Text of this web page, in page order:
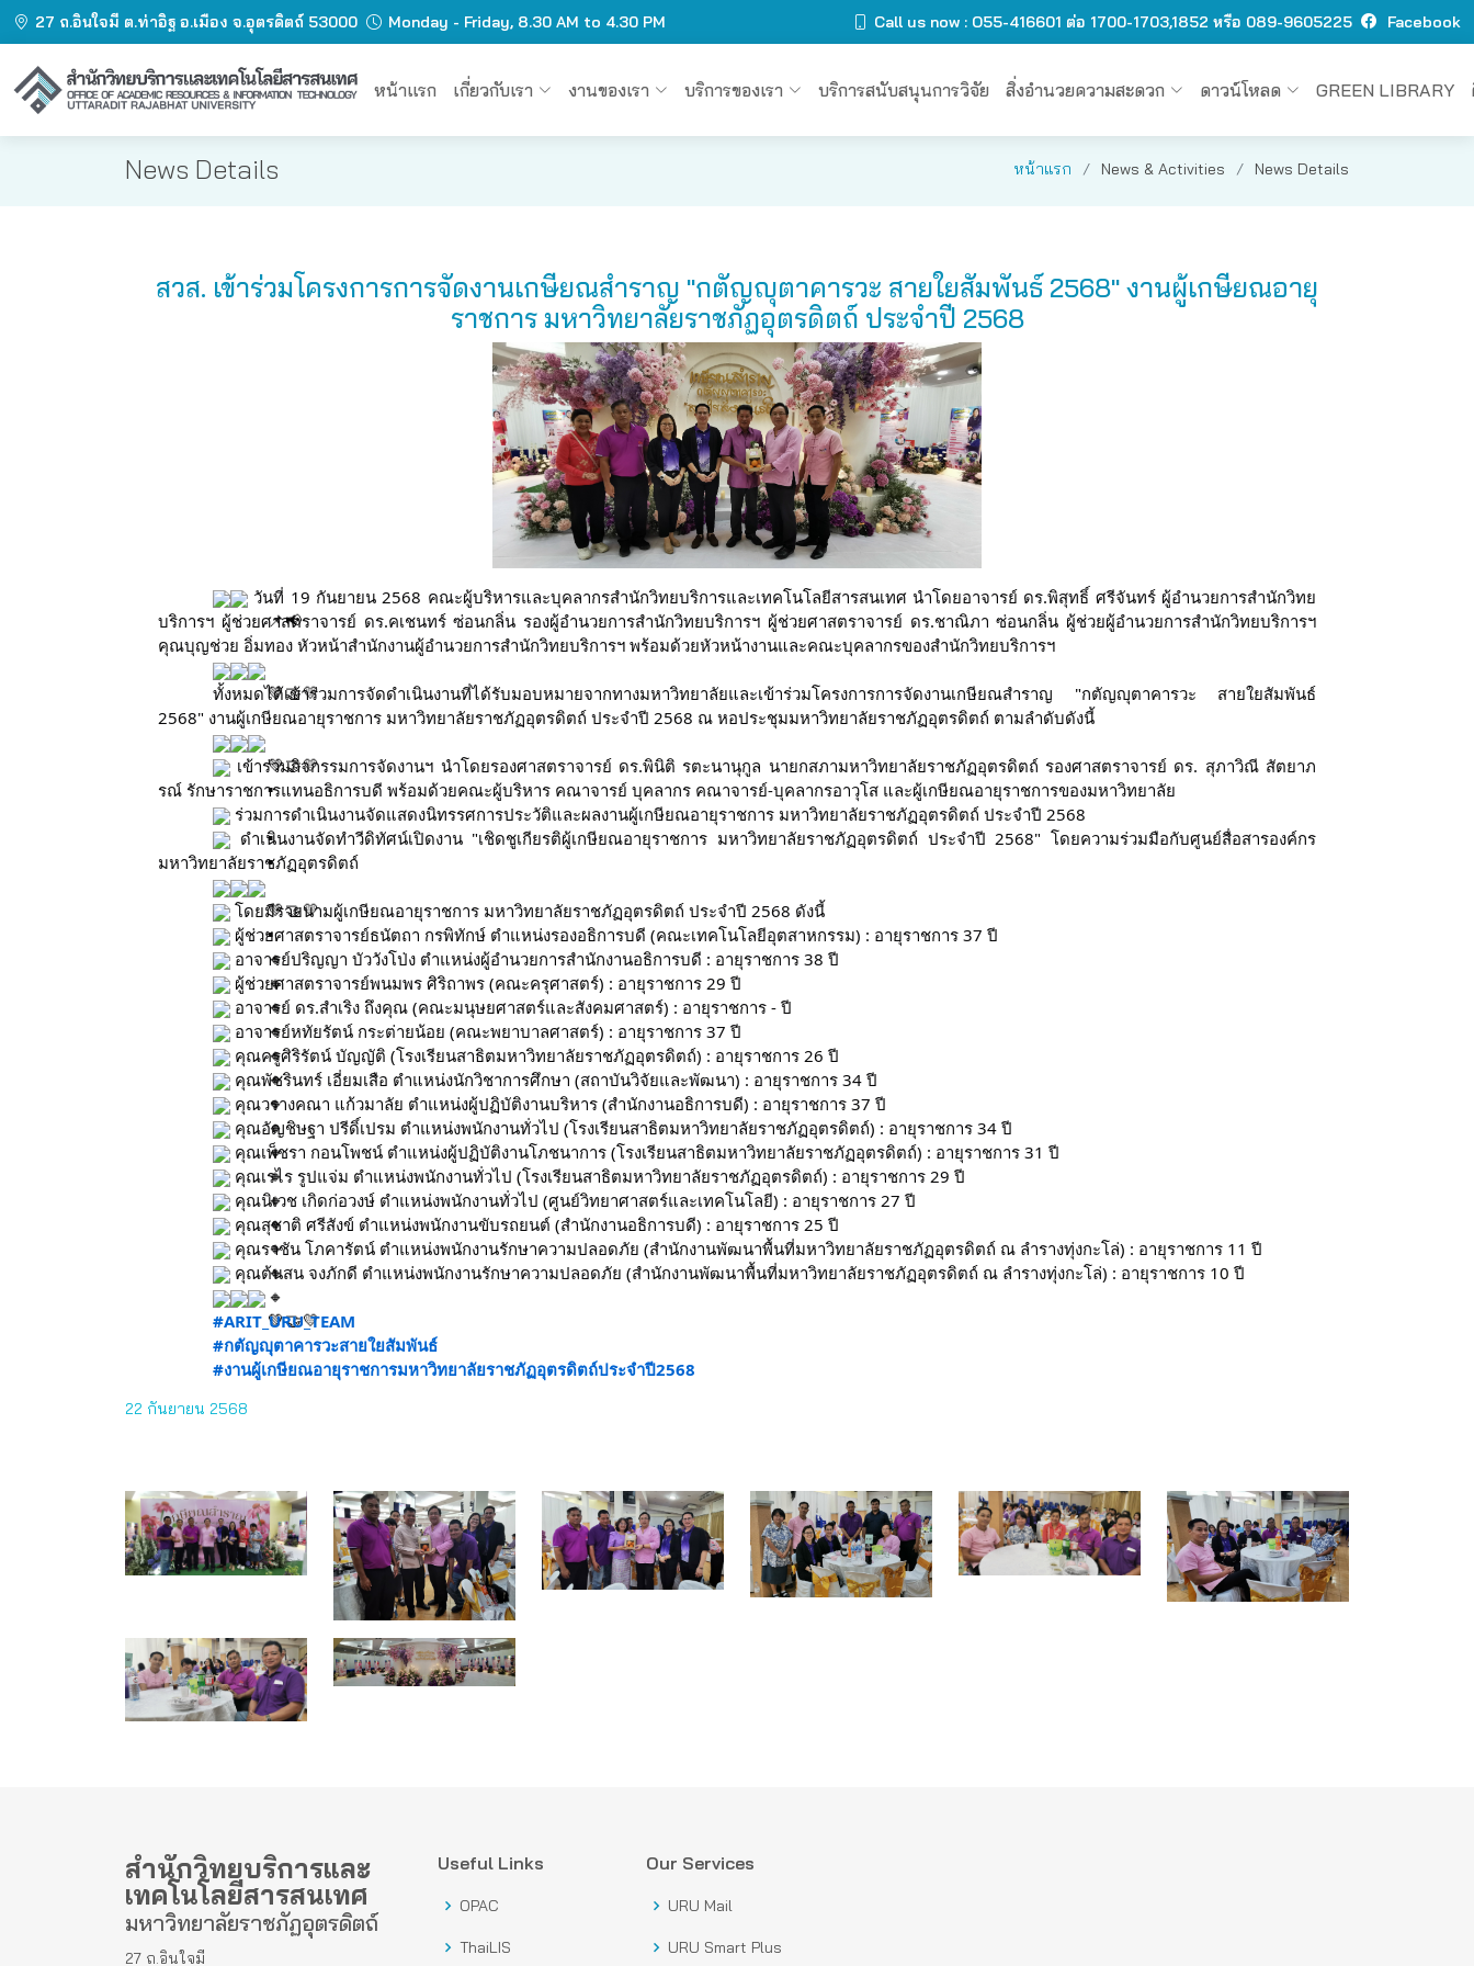
27 ถ.อินใจมี ต.ท่าอิฐ อ.เมือง จ.อุตรดิตถ์ 53000 Monday - Friday, 8.30 AM to 4.30 PM Call us now : O55-416601 ต่อ 1700-1703,1852 หรือ 089-9605225 Facebook
หน้าแรก เกี่ยวกับเรา งานของเรา บริการของเรา บริการสนับสนุนการวิจัย สิ่งอำนวยความสะดวก ดาวน์โหลด GREEN LIBRARY
News Details หน้าแรก News & Activities News Details
สวส. เข้าร่วมโครงการการจัดงานเกษียณสำราญ "กตัญญุตาคารวะ สายใยสัมพันธ์ 2568" งานผู้เกษียณอายุ
ราชการ มหาวิทยาลัยราชภัฏอุตรดิตถ์ ประจำปี 2568
วันที่ 19 กันยายน 2568 คณะผู้บริหารและบุคลากรสำนักวิทยบริการและเทคโนโลยีสารสนเทศ นำโดยอาจารย์ ดร.พิสุทธิ์ ศรีจันทร์ ผู้อำนวยการสำนักวิทย
บริการฯ ผู้ช่วยศาสตราจารย์ ดร.คเชนทร์ ซ่อนกลิ่น รองผู้อำนวยการสำนักวิทยบริการฯ ผู้ช่วยศาสตราจารย์ ดร.ชาณิภา ซ่อนกลิ่น ผู้ช่วยผู้อำนวยการสำนักวิทยบริการฯ
คุณบุญช่วย อิ่มทอง หัวหน้าสำนักงานผู้อำนวยการสำนักวิทยบริการฯ พร้อมด้วยหัวหน้างานและคณะบุคลากรของสำนักวิทยบริการฯ
ทั้งหมดได้เข้าร่วมการจัดดำเนินงานที่ได้รับมอบหมายจากทางมหาวิทยาลัยและเข้าร่วมโครงการการจัดงานเกษียณสำราญ "กตัญญุตาคารวะ สายใยสัมพันธ์
2568" งานผู้เกษียณอายุราชการ มหาวิทยาลัยราชภัฏอุตรดิตถ์ ประจำปี 2568 ณ หอประชุมมหาวิทยาลัยราชภัฏอุตรดิตถ์ ตามลำดับดังนี้
เข้าร่วมกิจกรรมการจัดงานฯ นำโดยรองศาสตราจารย์ ดร.พินิติ รตะนานุกูล นายกสภามหาวิทยาลัยราชภัฏอุตรดิตถ์ รองศาสตราจารย์ ดร. สุภาวิณี สัตยาภ
รณ์ รักษาราชการแทนอธิการบดี พร้อมด้วยคณะผู้บริหาร คณาจารย์ บุคลากร คณาจารย์-บุคลากรอาวุโส และผู้เกษียณอายุราชการของมหาวิทยาลัย
ร่วมการดำเนินงานจัดแสดงนิทรรศการประวัติและผลงานผู้เกษียณอายุราชการ มหาวิทยาลัยราชภัฏอุตรดิตถ์ ประจำปี 2568
ดำเนินงานจัดทำวีดิทัศน์เปิดงาน "เชิดชูเกียรติผู้เกษียณอายุราชการ มหาวิทยาลัยราชภัฏอุตรดิตถ์ ประจำปี 2568" โดยความร่วมมือกับศูนย์สื่อสารองค์กร
มหาวิทยาลัยราชภัฏอุตรดิตถ์
โดยมีรายนามผู้เกษียณอายุราชการ มหาวิทยาลัยราชภัฏอุตรดิตถ์ ประจำปี 2568 ดังนี้
ผู้ช่วยศาสตราจารย์ธนัตถา กรพิทักษ์ ตำแหน่งรองอธิการบดี (คณะเทคโนโลยีอุตสาหกรรม) : อายุราชการ 37 ปี
อาจารย์ปริญญา บัววังโป่ง ตำแหน่งผู้อํานวยการสํานักงานอธิการบดี : อายุราชการ 38 ปี
ผู้ช่วยศาสตราจารย์พนมพร ศิริถาพร (คณะครุศาสตร์) : อายุราชการ 29 ปี
อาจารย์ ดร.สําเริง ถึงคุณ (คณะมนุษยศาสตร์และสังคมศาสตร์) : อายุราชการ - ปี
อาจารย์หทัยรัตน์ กระต่ายน้อย (คณะพยาบาลศาสตร์) : อายุราชการ 37 ปี
คุณครูศิริรัตน์ บัญญัติ (โรงเรียนสาธิตมหาวิทยาลัยราชภัฏอุตรดิตถ์) : อายุราชการ 26 ปี
คุณพัชรินทร์ เอี่ยมเสือ ตำแหน่งนักวิชาการศึกษา (สถาบันวิจัยและพัฒนา) : อายุราชการ 34 ปี
คุณวรางคณา แก้วมาลัย ตำแหน่งผู้ปฏิบัติงานบริหาร (สํานักงานอธิการบดี) : อายุราชการ 37 ปี
คุณอัญชิษฐา ปรีดิ์เปรม ตำแหน่งพนักงานทั่วไป (โรงเรียนสาธิตมหาวิทยาลัยราชภัฏอุตรดิตถ์) : อายุราชการ 34 ปี
คุณเพ็ชรา กอนโพชน์ ตำแหน่งผู้ปฏิบัติงานโภชนาการ (โรงเรียนสาธิตมหาวิทยาลัยราชภัฏอุตรดิตถ์) : อายุราชการ 31 ปี
คุณเรไร รูปแจ่ม ตำแหน่งพนักงานทั่วไป (โรงเรียนสาธิตมหาวิทยาลัยราชภัฏอุตรดิตถ์) : อายุราชการ 29 ปี
คุณนิเวช เกิดก่อวงษ์ ตำแหน่งพนักงานทั่วไป (ศูนย์วิทยาศาสตร์และเทคโนโลยี) : อายุราชการ 27 ปี
คุณสุชาติ ศรีสังข์ ตำแหน่งพนักงานขับรถยนต์ (สํานักงานอธิการบดี) : อายุราชการ 25 ปี
คุณราชัน โภคารัตน์ ตำแหน่งพนักงานรักษาความปลอดภัย (สํานักงานพัฒนาพื้นที่มหาวิทยาลัยราชภัฏอุตรดิตถ์ ณ ลํารางทุ่งกะโล่) : อายุราชการ 11 ปี
คุณต้นสน จงภักดี ตำแหน่งพนักงานรักษาความปลอดภัย (สํานักงานพัฒนาพื้นที่มหาวิทยาลัยราชภัฏอุตรดิตถ์ ณ ลํารางทุ่งกะโล่) : อายุราชการ 10 ปี
#ARIT_URU_TEAM
#กตัญญุตาคารวะสายใยสัมพันธ์
#งานผู้เกษียณอายุราชการมหาวิทยาลัยราชภัฏอุตรดิตถ์ประจำปี2568
22 กันยายน 2568
สำนักวิทยบริการและ
เทคโนโลยีสารสนเทศ
มหาวิทยาลัยราชภัฏอุตรดิตถ์
27 ถ.อินใจมี
Useful Links
OPAC
ThaiLIS
Our Services
URU Mail
URU Smart Plus